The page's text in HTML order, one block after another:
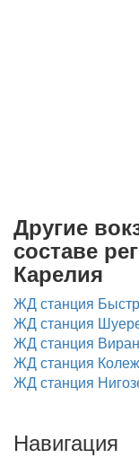
Другие
составе
Карелия
ЖД станция
ЖД станция
ЖД станция
ЖД станция
ЖД станция
Навигация